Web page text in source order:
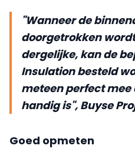
"Wanneer de
doorgetrokken
dergelijke, kan de
Insulation besteld
meteen perfect mee
handig is", Buyse
Goed opmeten